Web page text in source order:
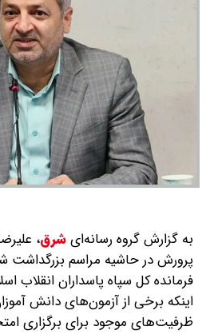
به گزارش گروه رسانه‌ایشرق،
پرورش در حاشیه مراسم بزرگداشت
فرمانده کل سپاه پاسداران انقلاب
اینکه برخی از آزمون‌های دانش
ظرفیت‌های موجود برای برگزاری